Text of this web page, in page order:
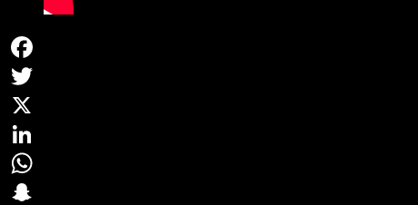
Facebook
Twitter
X
LinkedIn
WhatsApp